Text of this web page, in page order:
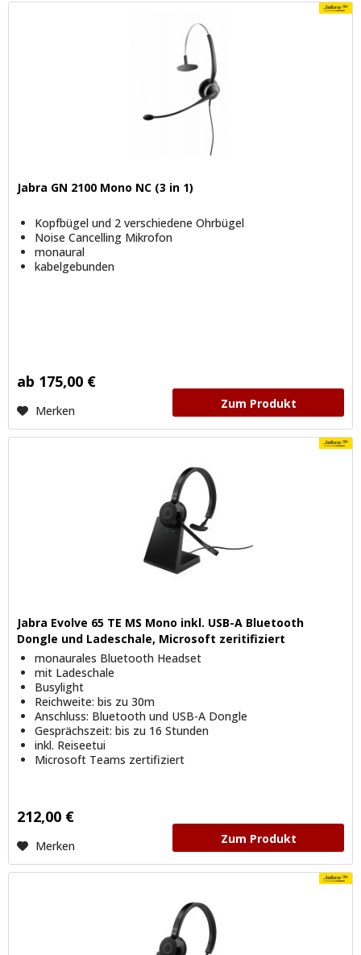
Jabra GN 2100 Mono NC (3 in 1)
Kopfbügel und 2 verschiedene Ohrbügel
Noise Cancelling Mikrofon
monaural
kabelgebunden
ab 175,00 €
Merken Zum Produkt
Jabra Evolve 65 TE MS Mono inkl. USB-A Bluetooth
Dongle und Ladeschale, Microsoft zeritifiziert
monaurales Bluetooth Headset
mit Ladeschale
Busylight
Reichweite: bis zu 30m
Anschluss: Bluetooth und USB-A Dongle
Gesprächszeit: bis zu 16 Stunden
inkl. Reiseetui
Microsoft Teams zertifiziert
212,00 €
Merken Zum Produkt